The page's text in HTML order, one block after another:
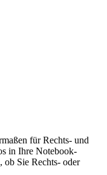
für Rechts- und
in Ihre Notebook-
ob Sie Rechts- oder